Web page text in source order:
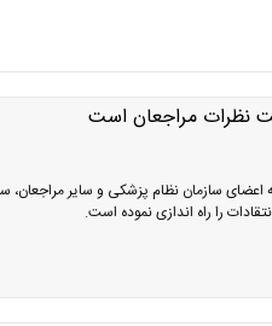
سازمان نظام پزشکی و سایر مراجعان،
را راه اندازی نموده است.